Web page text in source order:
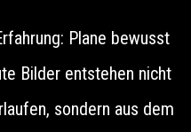
Plane bewusst
Bilder entstehen nicht
sondern aus dem